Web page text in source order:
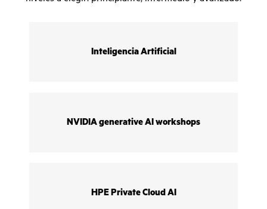
Inteligencia Artificial
NVIDIA generative AI workshops
HPE Private Cloud AI